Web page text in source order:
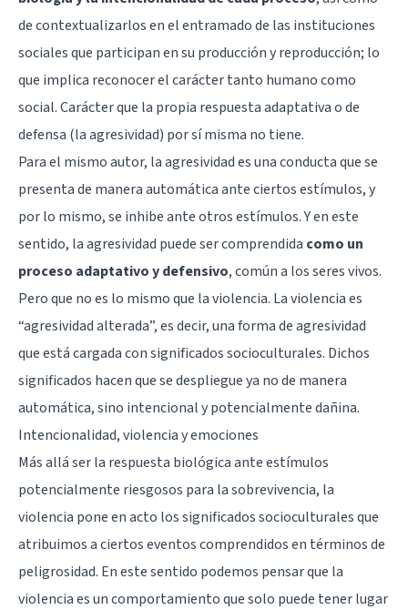
de contextualizarlos en el entramado de las instituciones
sociales que participan en su producción y reproducción; lo
que implica reconocer el carácter tanto humano como
social. Carácter que la propia respuesta adaptativa o de
defensa (la agresividad) por sí misma no tiene.
Para el mismo autor, la agresividad es una conducta que se
presenta de manera automática ante ciertos estímulos, y
por lo mismo, se inhibe ante otros estímulos. Y en este
sentido, la agresividad puede ser comprendida como un
proceso adaptativo y defensivo, común a los seres vivos.
Pero que no es lo mismo que la violencia. La violencia es
“agresividad alterada”, es decir, una forma de agresividad
que está cargada con significados socioculturales. Dichos
significados hacen que se despliegue ya no de manera
automática, sino intencional y potencialmente dañina.
Intencionalidad, violencia y emociones
Más allá ser la respuesta biológica ante estímulos
potencialmente riesgosos para la sobrevivencia, la
violencia pone en acto los significados socioculturales que
atribuimos a ciertos eventos comprendidos en términos de
peligrosidad. En este sentido podemos pensar que la
violencia es un comportamiento que solo puede tener lugar